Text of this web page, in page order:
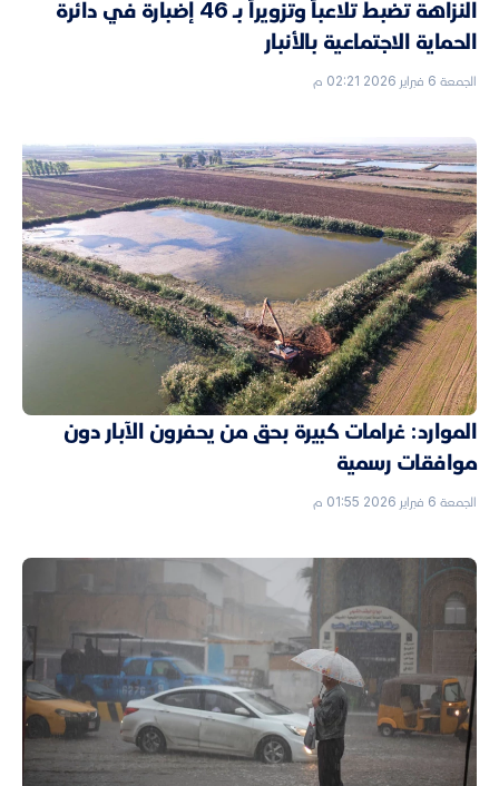
النزاهة تضبط تلاعباً وتزويراً بـ 46 إضبارة في دائرة
الحماية الاجتماعية بالأنبار
الجمعة 6 فبراير 2026 02:21 م
الموارد: غرامات كبيرة بحق من يحفرون الآبار دون
موافقات رسمية
الجمعة 6 فبراير 2026 01:55 م